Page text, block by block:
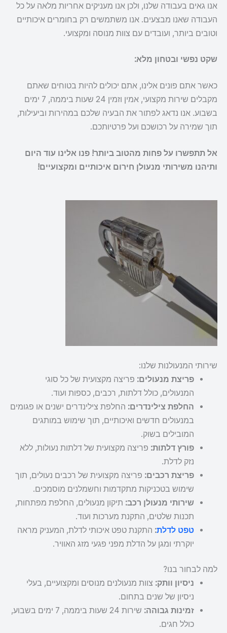
אנו גאים בעבודה שלנו, ולכן אנו מעניקים אחריות מלאה על כל
העבודה שאנו מבצעים. אנו משתמשים רק בחומרים איכותיים
וטובים ביותר, ועובדים עם צוות מנוסה ומקצועי.
שקט נפשי ובטחון מלא:
כאשר אתם פונים אלינו, אתם יכולים להיות בטוחים שאתם
מקבלים שירות מקצועי, אמין וזמין 24 שעות ביממה, 7 ימים
בשבוע. אנו נדאג לפתור את הבעיה שלכם במהירות וביעילות,
תוך שמירה על רכושכם ועל פרטיותכם.
אל תתפשרו על פחות מהטוב ביותר! פנו אלינו עוד היום
ותיהנו משירותי מנעולן חירום איכותיים ומקצועיים!
שירותי המנעולנות שלנו:
פריצת מנעולים: פריצה מקצועית של כל סוגי
המנעולים, כולל דלתות, רכבים, כספות ועוד.
החלפת צילינדרים: החלפת צילינדרים ישנים או פגומים
במנעולים חדשים ואיכותיים, תוך שימוש במותגים
המובילים בשוק.
פורץ דלתות: פריצה מקצועית של דלתות נעולות, ללא
נזק לדלת.
פריצת רכבים: פריצה מקצועית של רכבים נעולים, תוך
שימוש בטכניקות מתקדמות וחשמלנים מוסמכים.
שירותי מנעולן רכב: תיקון מנעולים, החלפת מפתחות,
תכנות שלטים, התקנת מערכות ועוד.
טפט לדלת: התקנת טפט איכותי לדלת, המעניק מראה
יוקרתי ומגן על הדלת מפני פגעי מזג האוויר.
למה לבחור בנו?
ניסיון וותק: צוות מנעולנים מנוסים ומקצועיים, בעלי
ניסיון של שנים בתחום.
זמינות גבוהה:
שירות 24 שעות ביממה, 7 ימים בשבוע,
כולל חגים.